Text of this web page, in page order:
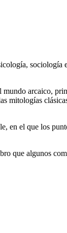
arcaico,
mitologías
en el que los
que algunos